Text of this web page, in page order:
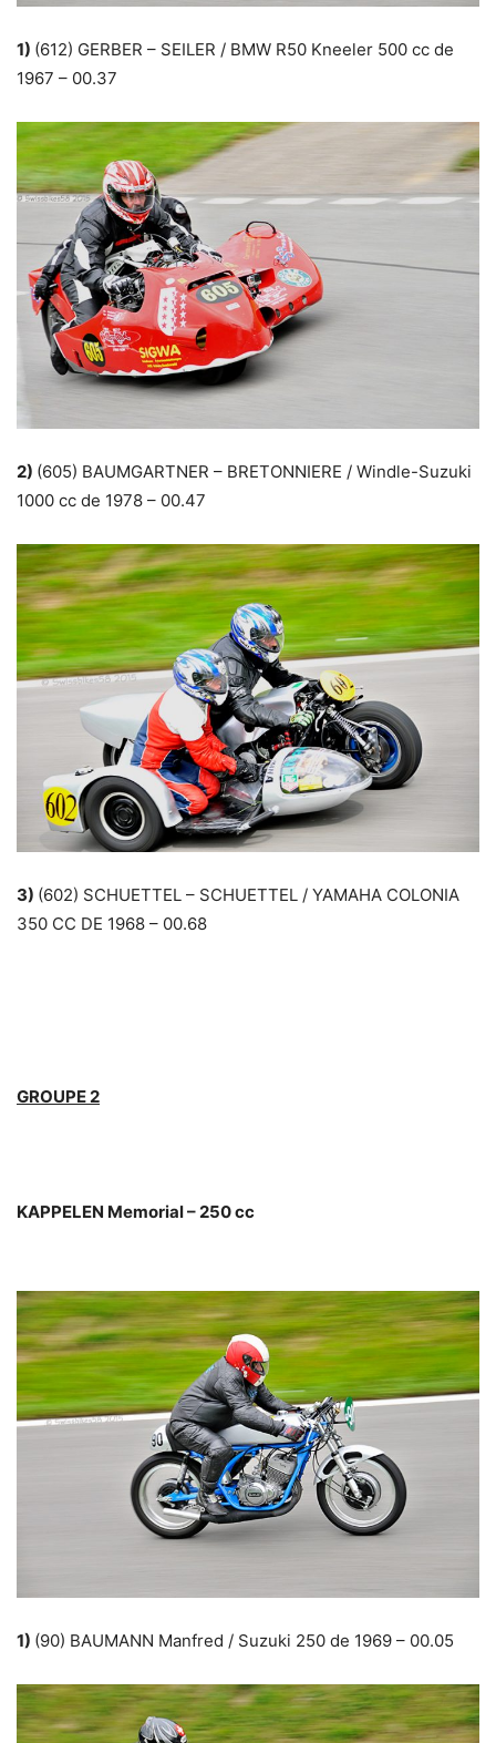
1) (612) GERBER – SEILER / BMW R50 Kneeler 500 cc de
1967 – 00.37
2) (605) BAUMGARTNER – BRETONNIERE / Windle-Suzuki
1000 cc de 1978 – 00.47
3) (602) SCHUETTEL – SCHUETTEL / YAMAHA COLONIA
350 CC DE 1968 – 00.68
GROUPE 2
KAPPELEN Memorial – 250 cc
1) (90) BAUMANN Manfred / Suzuki 250 de 1969 – 00.05